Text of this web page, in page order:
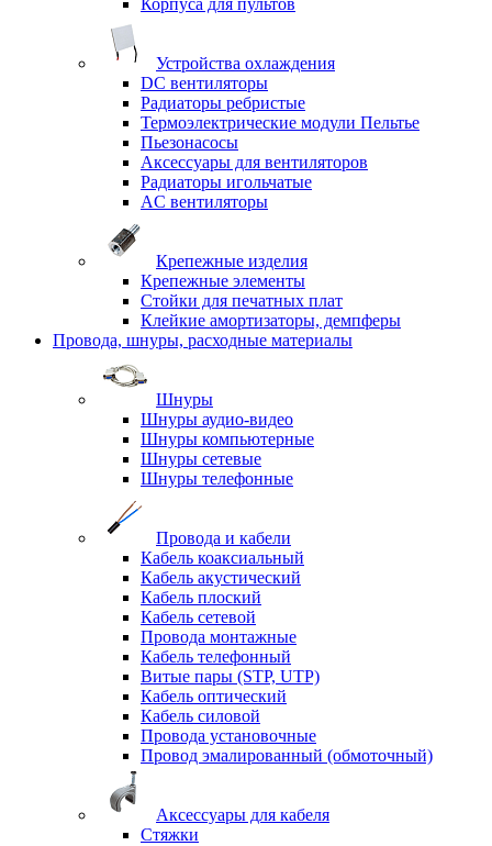
Корпуса для пультов
Устройства охлаждения
DC вентиляторы
Радиаторы ребристые
Термоэлектрические модули Пельтье
Пьезонасосы
Аксессуары для вентиляторов
Радиаторы игольчатые
AC вентиляторы
Крепежные изделия
Крепежные элементы
Стойки для печатных плат
Клейкие амортизаторы, демпферы
Провода, шнуры, расходные материалы
Шнуры
Шнуры аудио-видео
Шнуры компьютерные
Шнуры сетевые
Шнуры телефонные
Провода и кабели
Кабель коаксиальный
Кабель акустический
Кабель плоский
Кабель сетевой
Провода монтажные
Кабель телефонный
Витые пары (STP, UTP)
Кабель оптический
Кабель силовой
Провода установочные
Провод эмалированный (обмоточный)
Аксессуары для кабеля
Стяжки